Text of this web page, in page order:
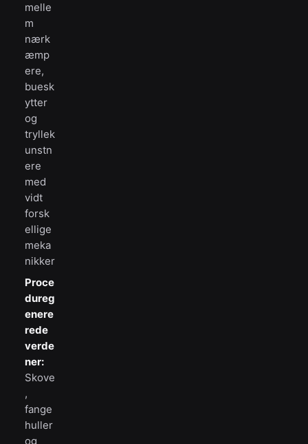
melle
m
nærk
æmp
ere,
buesk
ytter
og
tryllek
unstn
ere
med
vidt
forsk
ellige
meka
nikker
Proce
dureg
enere
rede
verde
ner:
Skove
,
fange
huller
og